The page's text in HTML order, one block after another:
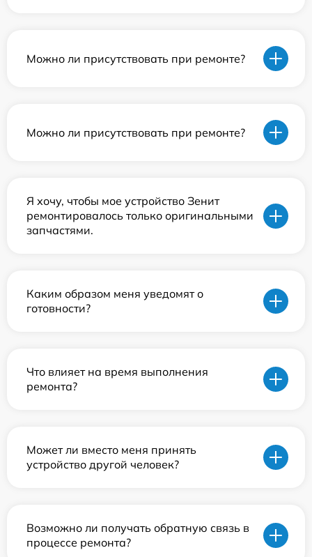
Можно ли присутствовать при ремонте?
Можно ли присутствовать при ремонте?
Я хочу, чтобы мое устройство Зенит
ремонтировалось только оригинальными
запчастями.
Каким образом меня уведомят о
готовности?
Что влияет на время выполнения
ремонта?
Может ли вместо меня принять
устройство другой человек?
Возможно ли получать обратную связь в
процессе ремонта?